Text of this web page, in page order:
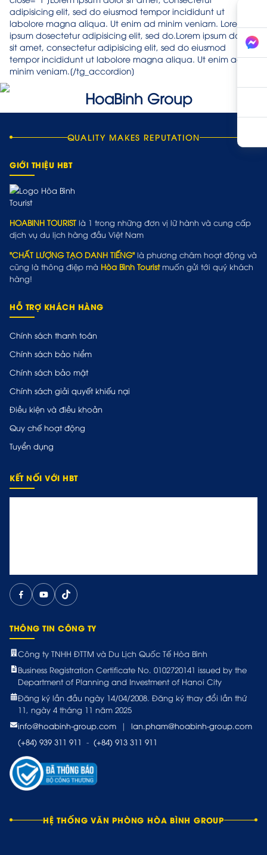
adipisicing elit, sed do eiusmod tempor incididunt ut
labolore magna aliqua. Ut enim ad minim veniam. Lorem
ipsum dosectetur adipisicing elit, sed do.Lorem ipsum dolor
sit amet, consectetur adipisicing elit, sed do eiusmod
tempor incididunt ut labolore magna aliqua. Ut enim ad
minim veniam.[/tg_accordion]
QUALITY MAKES REPUTATION
GIỚI THIỆU HBT
HOABINH TOURIST là 1 trong những đơn vị lữ hành và cung cấp
dịch vụ du lịch hàng đầu Việt Nam
"CHẤT LƯỢNG TẠO DANH TIẾNG" là phương châm hoạt động và
cũng là thông điệp mà Hòa Bình Touristmuốn gửi tới quý khách
hàng!
HỖ TRỢ KHÁCH HÀNG
Chính sách thanh toán
Chính sách bảo hiểm
Chính sách bảo mật
Chính sách giải quyết khiếu nại
Điều kiện và điều khoản
Quy chế hoạt động
Tuyển dụng
KẾT NỐI VỚI HBT
THÔNG TIN CÔNG TY
Công ty TNHH ĐTTM và Du Lịch Quốc Tế Hòa Bình
Business Registration Certificate No. 0102720141 issued by the
Department of Planning and Investment of Hanoi City
Đăng ký lần đầu ngày 14/04/2008. Đăng ký thay đổi lần thứ
11, ngày 4 tháng 11 năm 2025
info@hoabinh-group.com
|
lan.pham@hoabinh-group.com
(+84) 939 311 911 - (+84) 913 311 911
HỆ THỐNG VĂN PHÒNG HÒA BÌNH GROUP